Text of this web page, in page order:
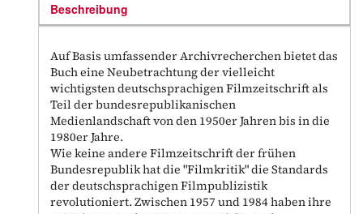
Beschreibung
Auf Basis umfassender Archivrecherchen bietet das
Buch eine Neubetrachtung der vielleicht
wichtigsten deutschsprachigen Filmzeitschrift als
Teil der bundesrepublikanischen
Medienlandschaft von den 1950er Jahren bis in die
1980er Jahre.
Wie keine andere Filmzeitschrift der frühen
Bundesrepublik hat die "Filmkritik" die Standards
der deutschsprachigen Filmpublizistik
revolutioniert. Zwischen 1957 und 1984 haben ihre